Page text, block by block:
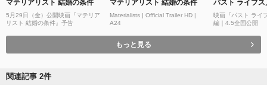
マテリアリスト 結婚の条件
5月29日（金）公開映画『マテリア
リスト 結婚の条件』予告
マテリアリスト 結婚の条件
Materialists | Official Trailer HD |
A24
パスト ライブス
映画『パスト ライ
編｜4.5全国公開
もっと見る
関連記事 2件